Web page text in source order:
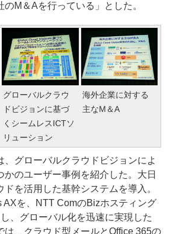
M＆Aを行っている」とした。
グローバルクラウ
ドビジョンに基づ
くシームレスICTソ
リューション
海外企業に対する
主なM＆A
グローバルクラウドビジョンによ
かのユーザー事例を紹介した。大日
を活用した基幹システムを導入。
AXを、NTT ComのBizホスティング
、グローバル化を迅速に実現した
は、クラウド型メールとOffice 365の